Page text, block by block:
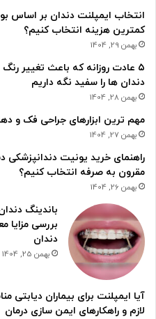
انتخاب ایمپلنت دندان بر اساس
کمترین هزینه انتخاب کنیم؟
بهمن 29, 1404
۵ عادت روزانه که باعث تغییر
دندان ها را سفید نگه داریم
بهمن 28, 1404
مهم ترین ابزارهای جراحی فک و
بهمن 27, 1404
راهنمای خرید یونیت
مقرون به صرفه انتخاب کنیم؟
بهمن 26, 1404
باندینگ
بررسی مزایا
دندان
بهمن 25, 1404
آیا ایمپلنت برای بیماران
لازم و راهکارهای ایمن سازی درمان